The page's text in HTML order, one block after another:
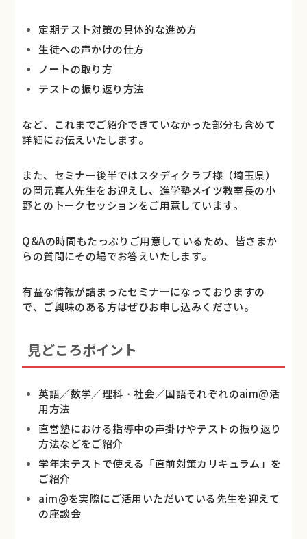
定期テスト対策の具体的な進め方
生徒への声かけの仕方
ノートの取り方
テストの振り返り方法
など、これまでご紹介できていなかった部分も含めて
詳細にお伝えいたします。
また、セミナー後半ではスタディクラブ様（埼玉県）
の岡元真人先生をお迎えし、進学塾メイツ教室長の小
野とのトークセッションをご用意しています。
Q&Aの時間もたっぷりご用意しているため、皆さまか
らの質問にその場でお答えいたします。
有益な情報が詰まったセミナーになっておりますの
で、ご興味のある方はぜひお申し込みください。
見どころポイント
英語／数学／理科・社会／国語それぞれのaim@活
用方法
直営塾における指導中の声掛けやテストの振り返り
方法などをご紹介
学年末テストで使える「直前対策カリキュラム」を
ご紹介
aim@を実際にご活用いただいている先生を迎えて
の座談会